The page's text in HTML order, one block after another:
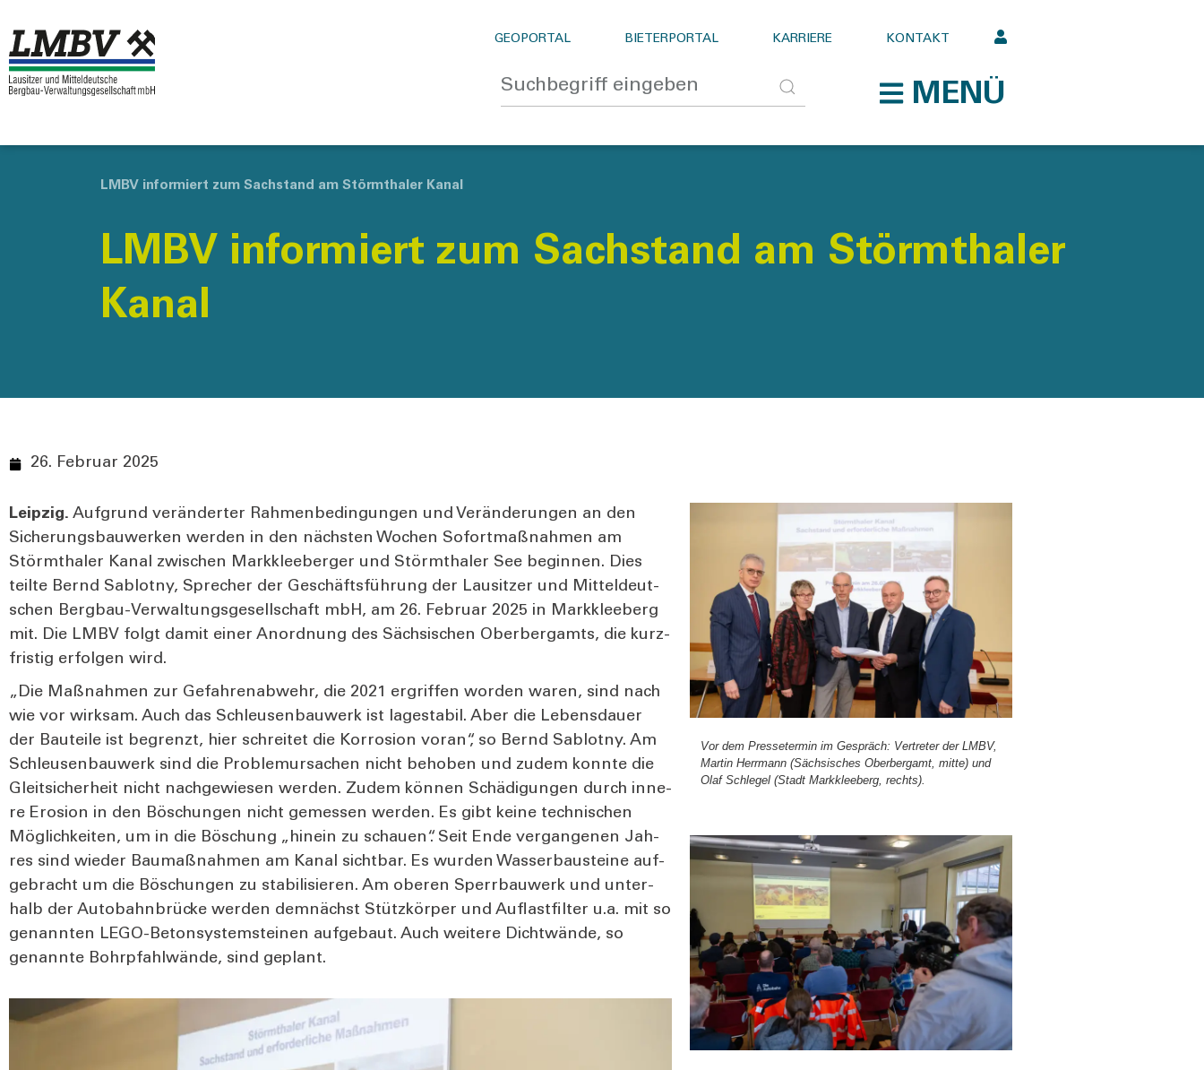
GEOPORTAL BIETERPORTAL KARRIERE KONTAKT
MENÜ
LMBV informiert zum Sachstand am Störmthaler Kanal
LMBV informiert zum Sachstand am Störmthaler
Kanal
26. Februar 2025
Leip­zig. Auf­grund ver­än­der­ter Rah­men­be­din­gun­gen und Ver­än­de­run­gen an den
Siche­rungs­bau­wer­ken wer­den in den nächs­ten Wochen Sofort­maß­nah­men am
Störm­tha­ler Kanal zwi­schen Mark­klee­ber­ger und Störm­tha­ler See begin­nen. Dies
teil­te Bernd Sab­lot­ny, Spre­cher der Geschäfts­füh­rung der Lau­sit­zer und Mit­tel­deut­
schen Berg­bau-Ver­wal­tungs­ge­sell­schaft mbH, am 26. Febru­ar 2025 in Mark­klee­berg
mit. Die LMBV folgt damit einer Anord­nung des Säch­si­schen Ober­berg­am­ts, die kurz­
fris­tig erfol­gen wird.
„Die Maß­nah­men zur Gefah­ren­ab­wehr, die 2021 ergrif­fen wor­den waren, sind nach
wie vor wirk­sam. Auch das Schleu­sen­bau­werk ist lage­sta­bil. Aber die Lebens­dau­er
der Bau­tei­le ist begrenzt, hier schrei­tet die Kor­ro­si­on vor­an“, so Bernd Sab­lot­ny. Am
Schleu­sen­bau­werk sind die Pro­ble­m­ur­sa­chen nicht beho­ben und zudem konn­te die
Gleit­si­cher­heit nicht nach­ge­wie­sen wer­den. Zudem kön­nen Schä­di­gun­gen durch inne­
re Ero­si­on in den Böschun­gen nicht gemes­sen wer­den. Es gibt kei­ne tech­ni­schen
Mög­lich­kei­ten, um in die Böschung „hin­ein zu schau­en“. Seit Ende ver­gan­ge­nen Jah­
res sind wie­der Bau­maß­nah­men am Kanal sicht­bar. Es wur­den Was­ser­bau­stei­ne auf­
ge­bracht um die Böschun­gen zu sta­bi­li­sie­ren. Am obe­ren Sperr­bau­werk und unter­
halb der Auto­bahn­brü­cke wer­den dem­nächst Stütz­kör­per und Auf­last­fil­ter u.a. mit so
genann­ten LEGO-Beton­sys­tem­stei­nen auf­ge­baut. Auch wei­te­re Dicht­wän­de, so
genann­te Bohr­pfahl­wän­de, sind geplant.
Vor dem Pres­se­ter­min im Gespräch: Ver­tre­ter der LMBV,
Mar­tin Herr­mann (Säch­si­sches Ober­berg­amt, mit­te) und
Olaf Schle­gel (Stadt Mark­klee­berg, rechts).